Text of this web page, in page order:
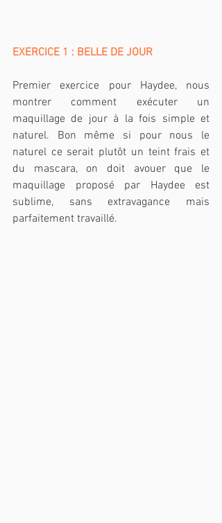
EXERCICE 1 : BELLE DE JOUR
Premier exercice pour Haydee, nous
montrer comment exécuter un
maquillage de jour à la fois simple et
naturel. Bon même si pour nous le
naturel ce serait plutôt un teint frais et
du mascara, on doit avouer que le
maquillage proposé par Haydee est
sublime, sans extravagance mais
parfaitement travaillé.